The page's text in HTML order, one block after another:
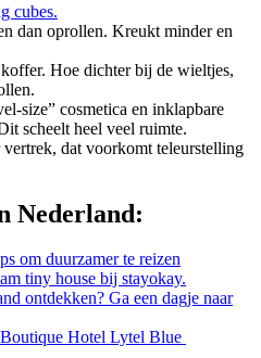
cubes.
dan oprollen. Kreukt minder en
Hoe dichter bij de wieltjes,
size” cosmetica en inklapbare
scheelt heel veel ruimte.
dat voorkomt teleurstelling
Nederland:
om duurzamer te reizen
tiny house bij stayokay.
ontdekken? Ga een dagje naar
Hotel Lytel Blue